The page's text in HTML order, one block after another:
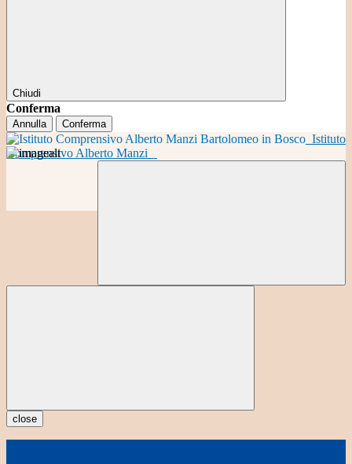
Chiudi
Conferma
Annulla Conferma
Istituto
Comprensivo Alberto Manzi
close